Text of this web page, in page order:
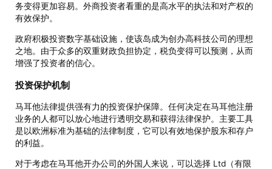
务变得更加容易。外商投资者看重的是高水平的执法和对产权的
有效保护。
政府积极投资数字基础设施，使该岛成为创办高科技公司的理想
之地。由于众多的双重财政负担协定，税负变得可以预测，从而
增强了投资者的信心。
投资保护机制
马耳他法律提供强有力的投资保护保障。任何决定在马耳他注册
业务的人都可以放心地进行透明交易和获得法律保护。主要工具
是以欧洲标准为基础的法律制度，它可以有效地保护股东和存户
的利益。
对于考虑在马耳他开办公司的外国人来说，可以选择 Ltd（有限